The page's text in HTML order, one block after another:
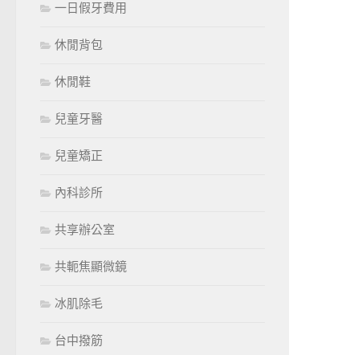
一日假牙費用
休閒背包
休閒鞋
兒童牙醫
兒童矯正
內科診所
共享辦公室
共軛焦顯微鏡
冰肌除毛
台中撥筋